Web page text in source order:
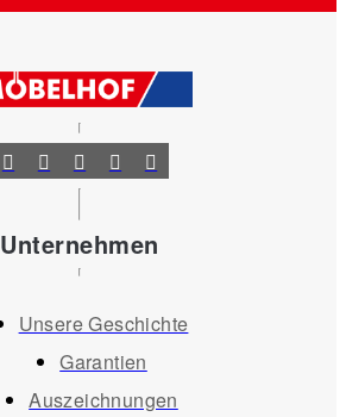
Unternehmen
Unsere Geschichte
Garantien
Auszeichnungen